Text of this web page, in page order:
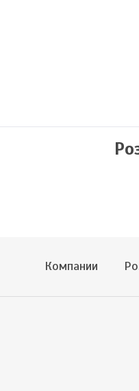
Компании